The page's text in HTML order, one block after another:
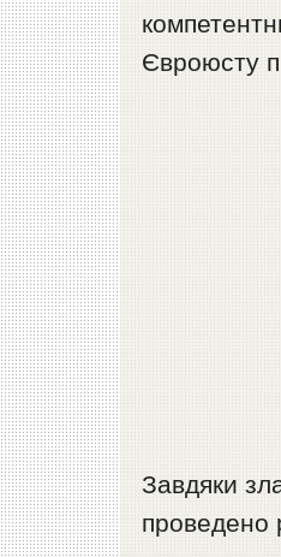
Євроюсту
Завдяки
проведено